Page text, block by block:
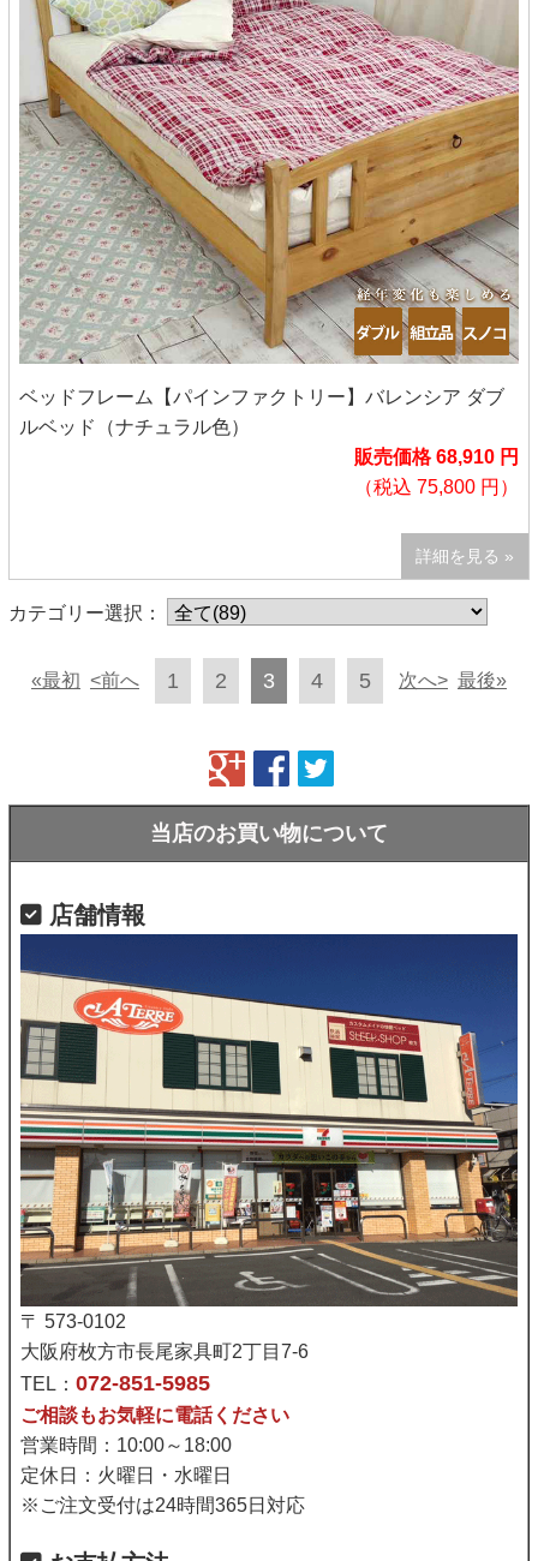
ベッドフレーム【パインファクトリー】バレンシア ダブ
ルベッド（ナチュラル色）
販売価格 68,910 円
（税込 75,800 円）
詳細を見る »
カテゴリー選択：
«最初 <前へ 1 2 3 4 5 次へ> 最後»
当店のお買い物について
店舗情報
〒 573-0102
大阪府枚方市長尾家具町2丁目7-6
TEL： 072-851-5985
ご相談もお気軽に電話ください
営業時間：10:00～18:00
定休日：火曜日・水曜日
※ご注文受付は24時間365日対応